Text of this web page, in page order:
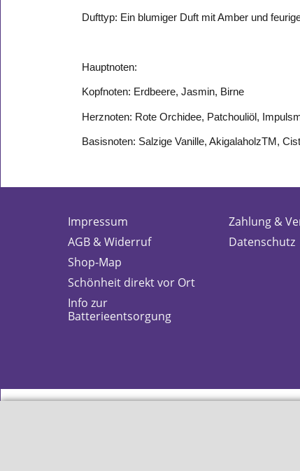
Dufttyp: Ein blumiger Duft mit Amber und
Hauptnoten:​
Kopfnoten: Erdbeere, Jasmin, Birne​
Herznoten: Rote Orchidee, Patchouliöl,
Basisnoten: Salzige Vanille, AkigalaholzTM,
Impressum
AGB & Widerruf
Shop-Map
Schönheit direkt vor Ort
Info zur
Batterieentsorgung
Zahlung &
Datenschutz